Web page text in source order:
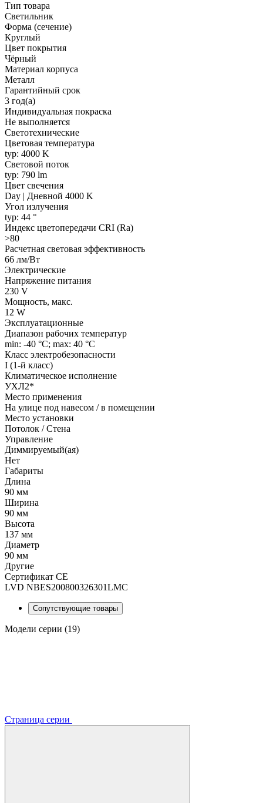
Тип товара
Светильник
Форма (сечение)
Круглый
Цвет покрытия
Чёрный
Материал корпуса
Металл
Гарантийный срок
3 год(а)
Индивидуальная покраска
Не выполняется
Светотехнические
Цветовая температура
typ: 4000 K
Световой поток
typ: 790 lm
Цвет свечения
Day | Дневной 4000 K
Угол излучения
typ: 44 °
Индекс цветопередачи CRI (Ra)
>80
Расчетная световая эффективность
66 лм/Вт
Электрические
Напряжение питания
230 V
Мощность, макс.
12 W
Эксплуатационные
Диапазон рабочих температур
min: -40 °C; max: 40 °C
Класс электробезопасности
I (1-й класс)
Климатическое исполнение
УХЛ2*
Место применения
На улице под навесом / в помещении
Место установки
Потолок / Cтена
Управление
Диммируемый(ая)
Нет
Габариты
Длина
90 мм
Ширина
90 мм
Высота
137 мм
Диаметр
90 мм
Другие
Сертификат CE
LVD NBES200800326301LMC
Сопутствующие товары
Модели серии (19)
Страница серии